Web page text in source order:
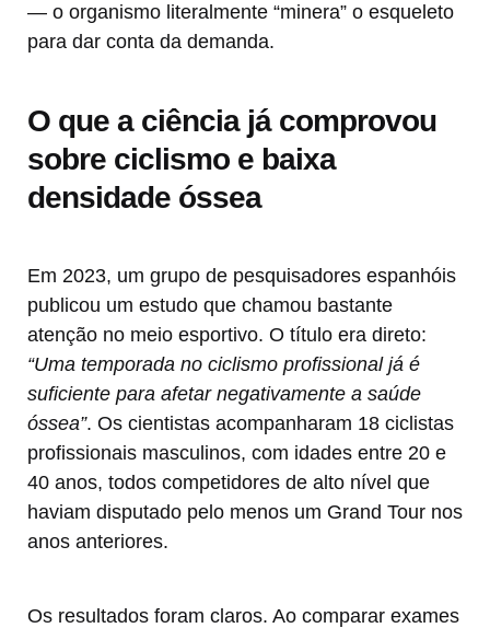
— o organismo literalmente “minera” o esqueleto
para dar conta da demanda.
O que a ciência já comprovou
sobre ciclismo e baixa
densidade óssea
Em 2023, um grupo de pesquisadores espanhóis
publicou um estudo que chamou bastante
atenção no meio esportivo. O título era direto:
“Uma temporada no ciclismo profissional já é
suficiente para afetar negativamente a saúde
óssea”. Os cientistas acompanharam 18 ciclistas
profissionais masculinos, com idades entre 20 e
40 anos, todos competidores de alto nível que
haviam disputado pelo menos um Grand Tour nos
anos anteriores.
Os resultados foram claros. Ao comparar exames